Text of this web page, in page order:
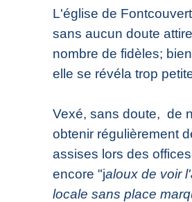
L'église de
sans aucun doute
nombre de fidèles;
elle se révéla trop
Vexé, sans doute, de
obtenir régulièrement
assises lors des
encore "jaloux de voir
locale sans place